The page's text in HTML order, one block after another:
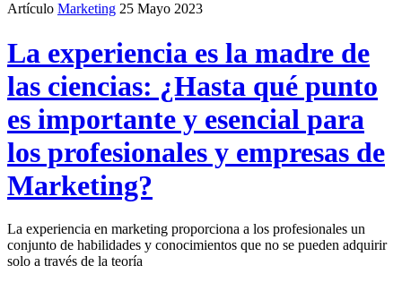
Artículo Marketing 25 Mayo 2023
La experiencia es la madre de
las ciencias: ¿Hasta qué punto
es importante y esencial para
los profesionales y empresas de
Marketing?
La experiencia en marketing proporciona a los profesionales un
conjunto de habilidades y conocimientos que no se pueden adquirir
solo a través de la teoría